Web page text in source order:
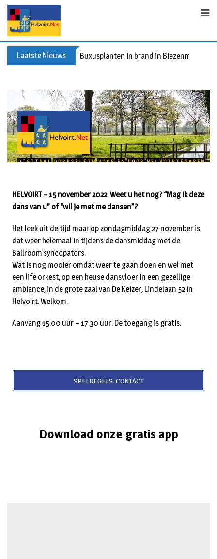
Laatste Nieuws Buxusplanten in brand in Biezenmortel,
HELVOIRT – 15 november 2022. Weet u het nog? “Mag ik deze
dans van u” of “wil je met me dansen”?
Het leek uit de tijd maar op zondagmiddag 27 november is
dat weer helemaal in tijdens de dansmiddag met de
Ballroom syncopators.
Wat is nog mooier omdat weer te gaan doen en wel met
een life orkest, op een heuse dansvloer in een gezellige
ambiance, in de grote zaal van De Keizer, Lindelaan 52 in
Helvoirt. Welkom.
Aanvang 15.00 uur – 17.30 uur. De toegang is gratis.
SPELREGELS-CONTACT
Download onze gratis app